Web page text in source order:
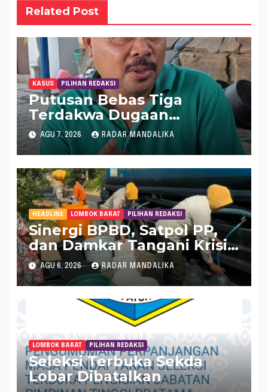
Related Post
KASUS PILIHAN REDAKSI
Putusan Bebas Tiga
Terdakwa Dugaan
Gratifikasi Dana “Siluman”
DPRD NTB, Najamudin
Sebut Putusan Hakim
Aneh dan Ganjil, Bakal
Lapor Hakim Tipikor
Mataram ke MA
AGU 7, 2026 RADAR MANDALIKA
HEADLINE LOMBOK BARAT PILIHAN REDAKSI
Sinergi BPBD, Satpol PP,
dan Damkar Tangani Krisis
Air Bersih di Lobar
AGU 6, 2026 RADAR MANDALIKA
LOMBOK BARAT PILIHAN REDAKSI
Seleksi Terbuka Sekda
Lobar Dibatalkan